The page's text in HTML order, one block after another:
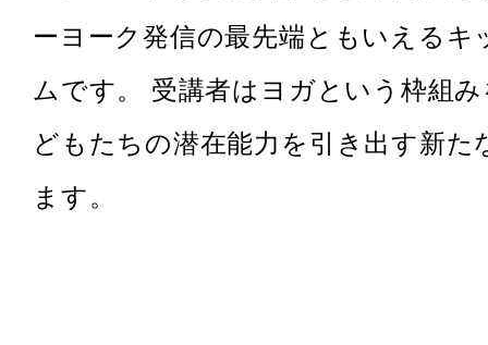
ーヨーク発信の最先端ともいえるキ
ムです。 受講者はヨガという枠組
どもたちの潜在能力を引き出す新た
ます。